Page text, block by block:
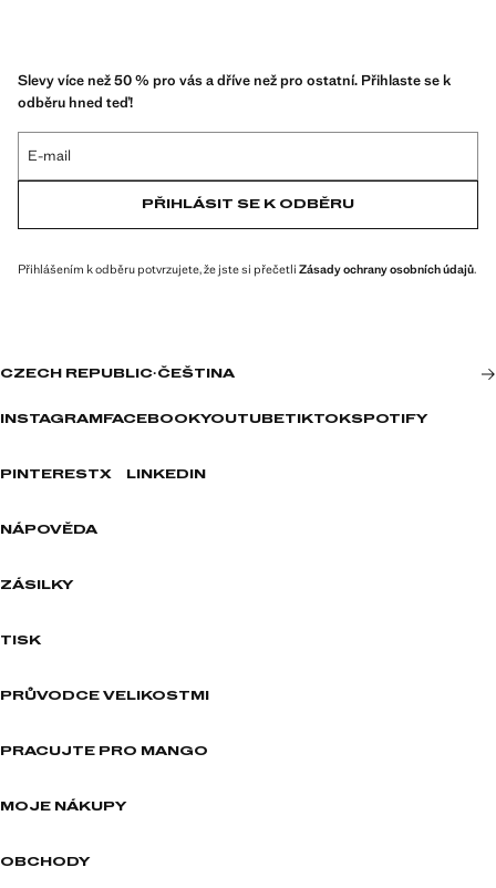
Slevy více než 50 % pro vás a dříve než pro ostatní. Přihlaste se k
odběru hned teď!
E-mail
PŘIHLÁSIT SE K ODBĚRU
Přihlášením k odběru potvrzujete, že jste si přečetli Zásady ochrany osobních údajů.
CZECH REPUBLIC·ČEŠTINA
INSTAGRAM FACEBOOKYOUTUBETIKTOKSPOTIFY
PINTERESTX LINKEDIN
NÁPOVĚDA
ZÁSILKY
TISK
PRŮVODCE VELIKOSTMI
PRACUJTE PRO MANGO
MOJE NÁKUPY
OBCHODY